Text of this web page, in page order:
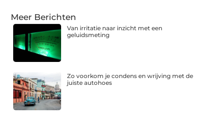
Meer Berichten
Van irritatie naar inzicht met een
geluidsmeting
Zo voorkom je condens en wrijving met de
juiste autohoes